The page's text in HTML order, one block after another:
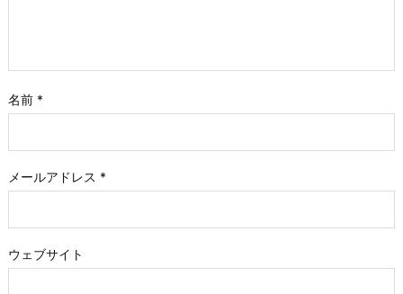
名前 *
メールアドレス *
ウェブサイト